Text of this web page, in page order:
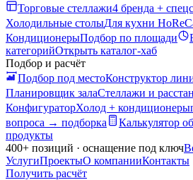
Торговые стеллажи4 бренда +
Холодильные столыДля кухни
КондиционерыПодбор по площади
категорийОткрыть каталог-хаб
Подбор и расчёт
Подбор под местоКонструктор
Планировщик залаСтеллажи и
КонфигураторХолод + кондиционеры
вопроса → подборка
Калькулятор
продукты
400+ позиций · оснащение под ключ
УслугиПроектыО компанииКонтакты
Получить расчёт